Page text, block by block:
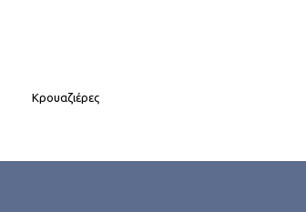
Κρουαζιέρες